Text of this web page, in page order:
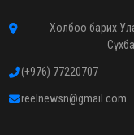
Холбоо барих
(+976) 77220707
reelnewsn@gmail.com